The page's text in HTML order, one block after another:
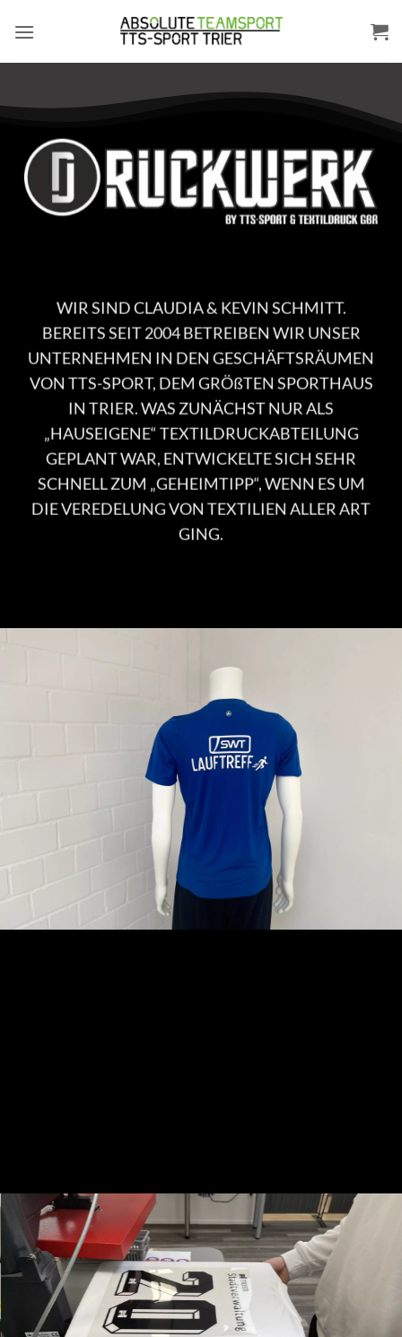
Inhalt
WIR SIND CLAUDIA & KEVIN SCHMITT.
BEREITS SEIT 2004 BETREIBEN WIR UNSER
UNTERNEHMEN IN DEN GESCHÄFTSRÄUMEN
VON TTS-SPORT, DEM GRÖßTEN SPORTHAUS
IN TRIER. WAS ZUNÄCHST NUR ALS
„HAUSEIGENE“ TEXTILDRUCKABTEILUNG
GEPLANT WAR, ENTWICKELTE SICH SEHR
SCHNELL ZUM „GEHEIMTIPP“, WENN ES UM
DIE VEREDELUNG VON TEXTILIEN ALLER ART
GING.